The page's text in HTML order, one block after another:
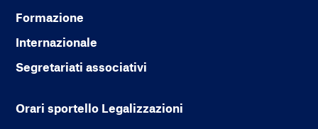
Formazione
Internazionale
Segretariati associativi
Orari sportello Legalizzazioni